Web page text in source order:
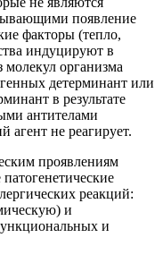
появление
факторы (тепло,
индуцируют в
молекул организма
детерминант или
в результате
антителами
не реагирует.
проявлениям
реакций:
и
и